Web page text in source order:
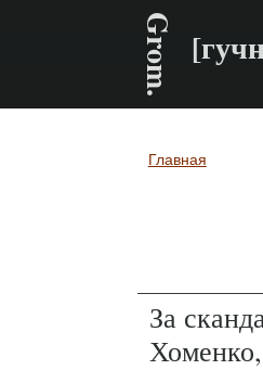
Grom.
Вы здесь
Главная
За